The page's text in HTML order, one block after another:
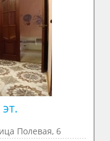
Полевая, 6